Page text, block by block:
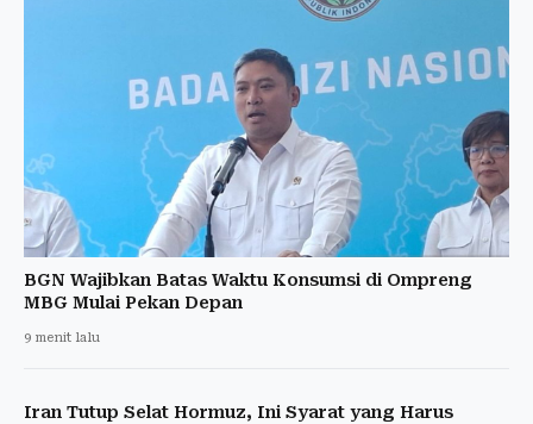
BGN Wajibkan Batas Waktu Konsumsi di Ompreng
MBG Mulai Pekan Depan
9 menit lalu
Iran Tutup Selat Hormuz, Ini Syarat yang Harus